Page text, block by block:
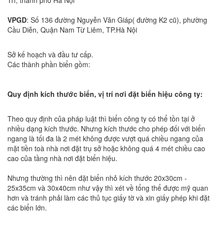
VPGD: Số 136 đường Nguyễn Văn Giáp( đường K2 cũ), phường
Cầu Diễn, Quận Nam Từ Liêm, TP.Hà Nội
Sở kế hoạch và đầu tư cấp.
Các thành phần biển gồm:
Quy định kích thước biển, vị trí nơi đặt biển hiệu công ty:
Theo quy định của pháp luật thì biển công ty có thể tồn tại ở
nhiều dạng kích thước. Nhưng kích thước cho phép đối với biển
ngang là tối đa là 2 mét không được vượt quá chiều ngang của
mặt tiền toà nhà nơi đặt trụ sở hoặc không quá 4 mét chiều cao
cao của tầng nhà nơi đặt biển hiệu.
Nhưng thường thì nên đặt biển nhỏ kích thước 20x30cm -
25x35cm và 30x40cm như vậy thì xét về tổng thể được mỹ quan
hơn và tránh phải làm các thủ tục giấy tờ và xin giấy phép khi đặt
các biển lớn.